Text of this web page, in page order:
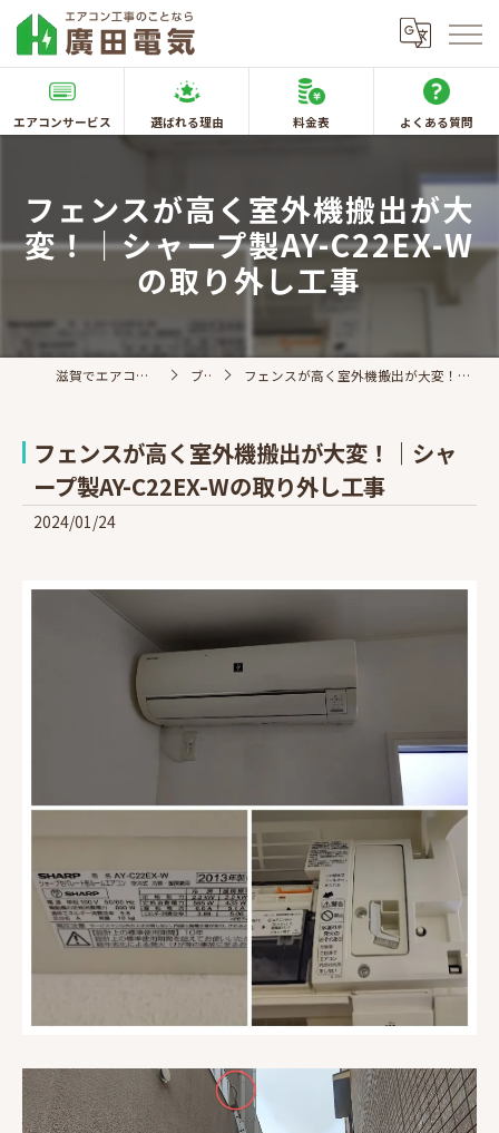
エアコンサービス 選ばれる理由 料金表 よくある質問
フェンスが高く室外機搬出が大
変！｜シャープ製AY-C22EX-W
の取り外し工事
滋賀でエアコン取付なら廣田電気 ブログ フェンスが高く室外機搬出が大変！｜シャープ製AY-C22EX-Wの取り外し工事
フェンスが高く室外機搬出が大変！｜シャ
ープ製AY-C22EX-Wの取り外し工事
2024/01/24